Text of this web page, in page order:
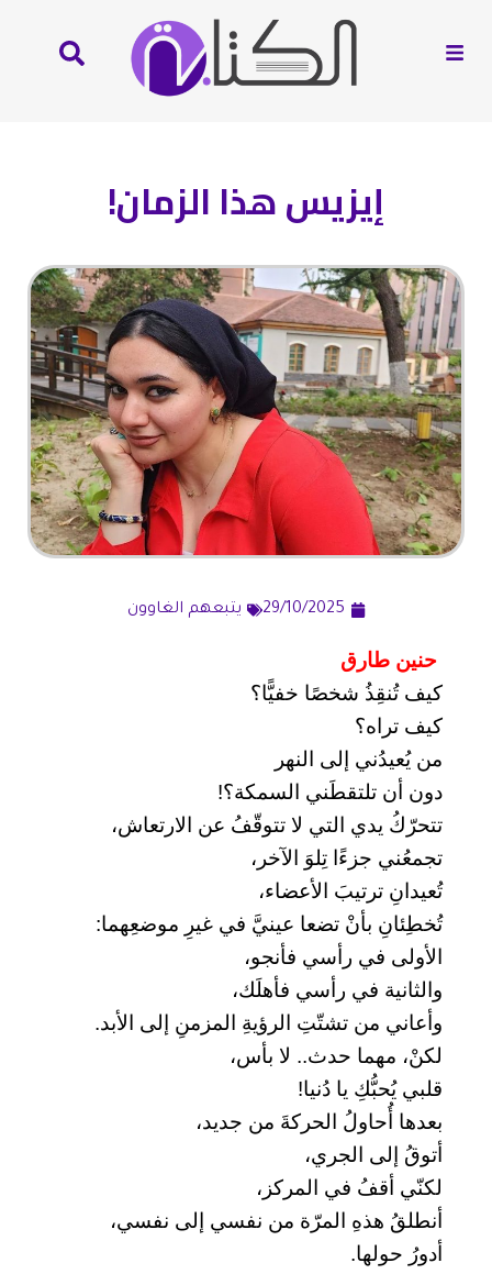
إيزيس هذا الزمان!
29/10/2025 يتبعهم الغاوون
حنين طارق
كيف تُنقِذُ شخصًا خفيًّا؟
كيف تراه؟
من يُعيدُني إلى النهر
دون أن تلتقطَني السمكة؟!
تتحرّكُ يدي التي لا تتوقّفُ عن الارتعاش،
تجمعُني جزءًا تِلوَ الآخر،
تُعيدانِ ترتيبَ الأعضاء،
تُخطِئانِ بأنْ تضعا عينيَّ في غيرِ موضعِهما:
الأولى في رأسي فأنجو،
والثانية في رأسي فأهلَك،
وأعاني من تشتّتِ الرؤيةِ المزمنِ إلى الأبد.
لكنْ، مهما حدث.. لا بأس،
قلبي يُحبُّكِ يا دُنيا!
بعدها أُحاولُ الحركةَ من جديد،
أتوقُ إلى الجري،
لكنّي أقفُ في المركز،
أنطلقُ هذهِ المرّة من نفسي إلى نفسي،
أدورُ حولها.